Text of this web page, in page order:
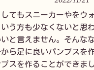
てもスニーカーやをウ
う方も少なくないと思
と言えません。そんな
ら足に良いパンプスを
スを作ることができま